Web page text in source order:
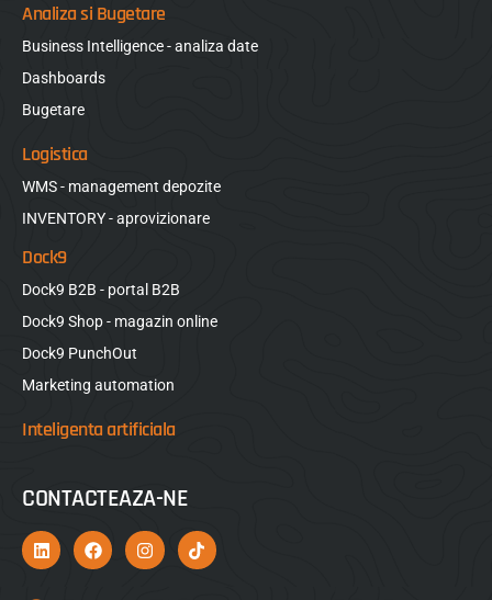
Analiza si Bugetare
Business Intelligence - analiza date
Dashboards
Bugetare
Logistica
WMS - management depozite
INVENTORY - aprovizionare
Dock9
Dock9 B2B - portal B2B
Dock9 Shop - magazin online
Dock9 PunchOut
Marketing automation
Inteligenta artificiala
CONTACTEAZA-NE